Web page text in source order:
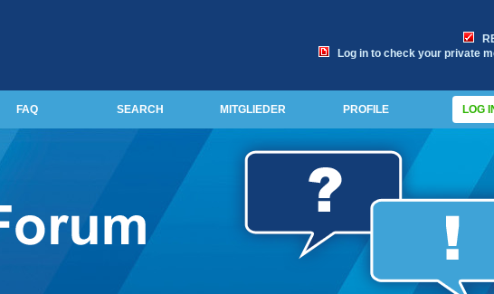
Log in to check your private
FAQ SEARCH MITGLIEDER PROFILE LOG